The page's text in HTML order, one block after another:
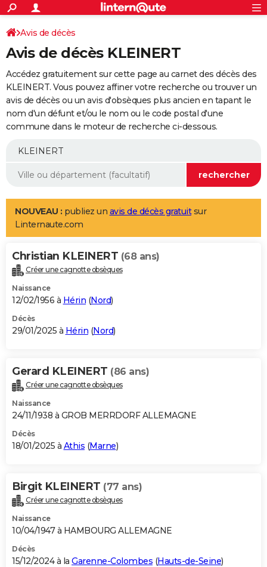
ACTUALITÉS
Politique
Société
Faits Divers
Education
Monde
Villes
+
SPORT
Coupe du monde 2026
Football
Tennis
Cyclisme
Rugby
Forum
Programme TV
TNT
Streaming
Cinéma
Sorties cinéma
Musique
+
FINANCE
Retraite
Epargne
Immobilier
Risques naturels par ville
Banque
Assurance
AUTO
Essais
Réserver un essai
Citadines
Berlines
SUV
Forum auto
+
Mobiles
Meilleur smartphone
Internet
Ordinateurs
Jeux vidéo
Guide high-tech
Aménagement intérieur
LIFESTYLE
Art de vivre
Bien-être
Loisirs
Mode
Modes de vie
Alimentation
Guide de la santé
Maladies
Médicaments
Sommeil
VOYAGE
Destinations
City break
Voyage nature
Voyage de noces
Forum
Climat
+PHOTO
GUIDES D'ACHAT
BONS PLANS
Carte de Noël
Carte Bonne année
Carte Saint-Valentin
Carte Pâques
Carte d'anniversaire
DICTIONNAIRE
Dictionnaire
Biographies
Citations
Expressions
Proverbes
PROGRAMME TV
S'inscrire
Se connecter
Lycées
Collèges
Primaires
Universités
Entreprises
Service militaire
Avis de recherche
AVIS DE DÉCÈS
Bricolage
Lifestyle
Culture
Sport
Auto
Television
Voyage
Cinema
Avis de décès
Avis de décès KLEINERT
Accédez gratuitement sur cette page au carnet des décès des
KLEINERT. Vous pouvez affiner votre recherche ou trouver un
avis de décès ou un avis d'obsèques plus ancien en tapant le
nom d'un défunt et/ou le nom ou le code postal d'une
commune dans le moteur de recherche ci-dessous.
NOUVEAU : publiez un avis de décès gratuitsur
Linternaute.com
Christian KLEINERT (68 ans)
Créer une cagnotte obsèques
Naissance
12/02/1956 à Hérin (Nord)
Décès
29/01/2025 à Hérin (Nord)
Gerard KLEINERT (86 ans)
Créer une cagnotte obsèques
Naissance
24/11/1938 à GROB MERRDORF ALLEMAGNE
Décès
18/01/2025 à Athis (Marne)
Birgit KLEINERT (77 ans)
Créer une cagnotte obsèques
Naissance
10/04/1947 à HAMBOURG ALLEMAGNE
Décès
15/12/2024 à la Garenne-Colombes (Hauts-de-Seine)